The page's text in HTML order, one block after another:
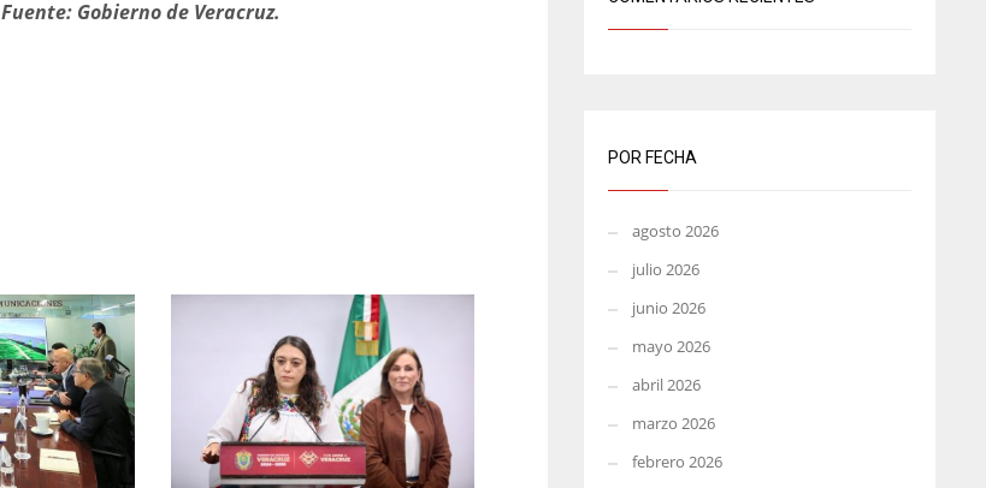
Fuente: Gobierno de Veracruz.
POR FECHA
agosto 2026
julio 2026
junio 2026
mayo 2026
abril 2026
marzo 2026
febrero 2026